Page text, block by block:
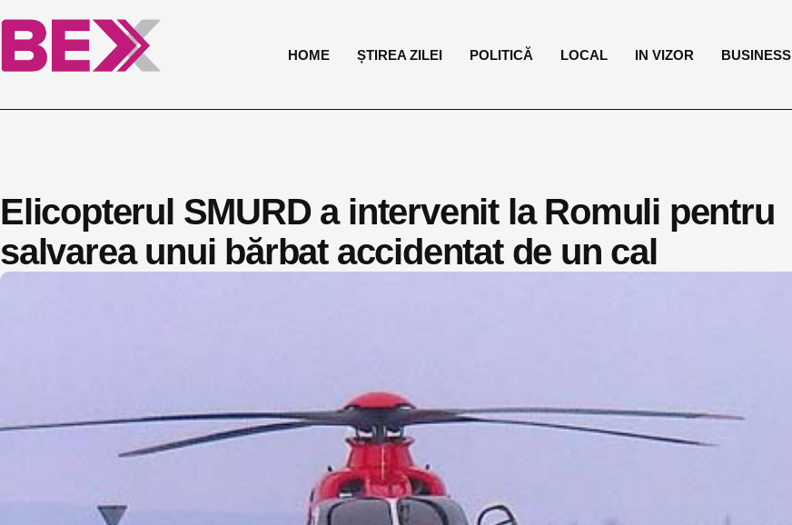
HOME ȘTIREA ZILEI POLITICĂ LOCAL IN VIZOR BUSINESS
Elicopterul SMURD a intervenit la Romuli pentru
salvarea unui bărbat accidentat de un cal